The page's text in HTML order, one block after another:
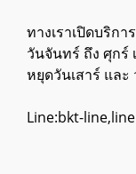
ทางเราเปิดบริการ
วันจันทร์ ถึง ศุกร์
หยุดวันเสาร์ แล
Line:bkt-